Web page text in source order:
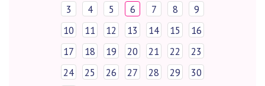
3
4 5 6 7 8
9
10
11 12 13 14 15
16
17
18 19 20 21 22
23
24
25 26 27 28 29
30